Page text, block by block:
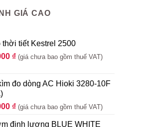
GIÁ CAO
thời tiết Kestrel 2500
₫ (giá chưa bao gồm thuế VAT)
đo dòng AC Hioki 3280-10F
₫ (giá chưa bao gồm thuế VAT)
định lượng BLUE WHITE